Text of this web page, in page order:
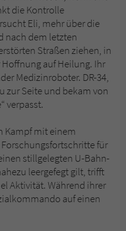
die Kontrolle
Eli, mehr über die
nach dem letzten
Straßen ziehen, in
auf Heilung. Ihr
Medizinroboter. DR-34,
zur Seite und bekam von
verpasst.
Kampf mit einem
für
stillgelegten U-Bahn-
leergefegt gilt, trifft
Aktivität. Während ihrer
auf einen